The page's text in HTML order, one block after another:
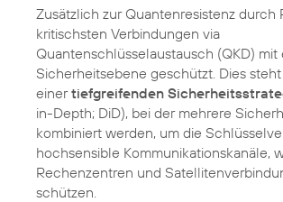
Zusätzlich zur Quantenresistenz durch
kritischsten Verbindungen via
Quantenschlüsselaustausch (QKD)
Sicherheitsebene geschützt. Dies
einertiefgreifenden
in-Depth; DiD), bei der mehrere
kombiniert werden, um die
hochsensible Kommunikationskanäle,
Rechenzentren und
schützen.